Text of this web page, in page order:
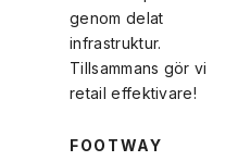
genom delat
infrastruktur.
Tillsammans gör vi
retail effektivare!
FOOTWAY